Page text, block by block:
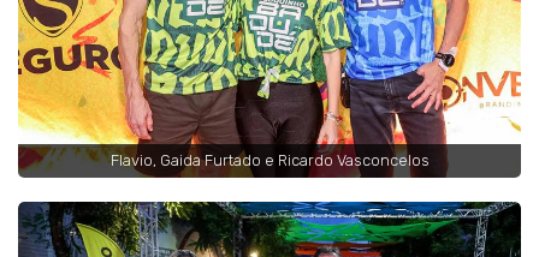
Flavio, Gaida Furtado e Ricardo Vasconcelos